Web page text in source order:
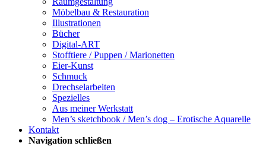
Möbelbau & Restauration
Illustrationen
Bücher
Digital-ART
Stofftiere / Puppen / Marionetten
Eier-Kunst
Schmuck
Drechselarbeiten
Spezielles
Aus meiner Werkstatt
Men’s sketchbook / Men’s dog – Erotische Aquarelle
Kontakt
Navigation schließen